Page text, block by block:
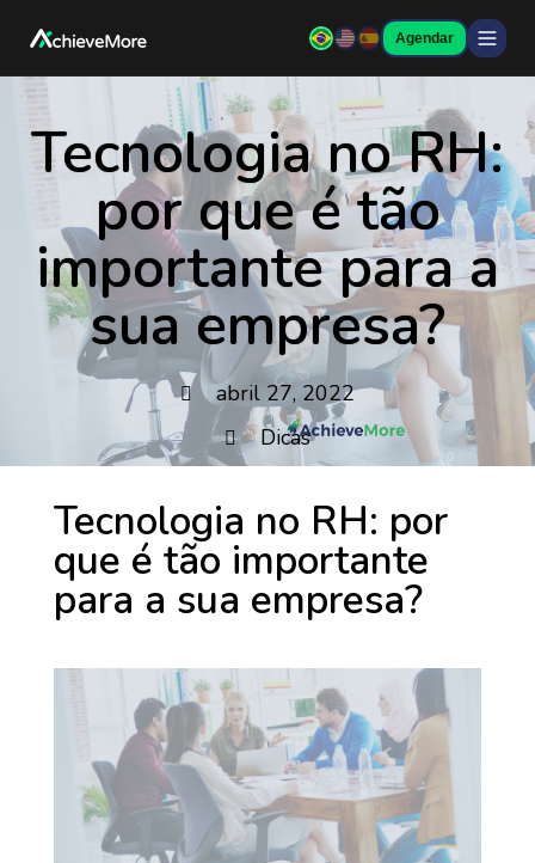
Agendar
Tecnologia no RH:
por que é tão
importante para a
sua empresa?
abril 27, 2022
Dicas
Tecnologia no RH: por
que é tão importante
para a sua empresa?